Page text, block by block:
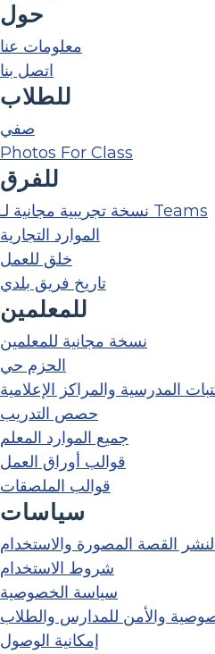
حول
معلومات عنا
اتصل بنا
للطلاب
صفي
Photos For Class
للفرق
نسخة تجريبية مجانية لـ Teams
الموارد التجارية
خلق للعمل
تاريخ فريق بلدي
للمعلمين
نسخة مجانية للمعلمين
الحزم حي
المدرسية والمراكز الإعلامية
حصص التدريب
جميع الموارد المعلم
قوالب أوراق العمل
قوالب الملصقات
سياسات
القصة المصورة والاستخدام
شروط الاستخدام
سياسة الخصوصية
والأمن للمدارس والطلاب
إمكانية الوصول